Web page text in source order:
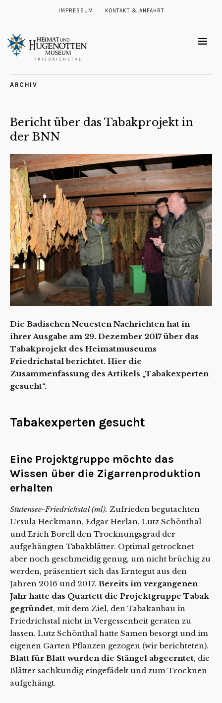
IMPRESSUM KONTAKT & ANFAHRT
ARCHIV
Bericht über das Tabakprojekt in
der BNN
Die Badischen Neuesten Nachrichten hat in
ihrer Ausgabe am 29. Dezember 2017 über das
Tabakprojekt des Heimatmuseums
Friedrichstal berichtet. Hier die
Zusammenfassung des Artikels „Tabakexperten
gesucht“.
Tabakexperten gesucht
Eine Projektgruppe möchte das
Wissen über die Zigarrenproduktion
erhalten
Stutensee-Friedrichstal (ml). Zufrieden begutachten
Ursula Heckmann, Edgar Herlan, Lutz Schönthal
und Erich Borell den Trocknungsgrad der
aufgehängten Tabakblätter. Optimal getrocknet
aber noch geschmeidig genug, um nicht brüchig zu
werden, präsentiert sich das Erntegut aus den
Jahren 2016 und 2017. Bereits im vergangenen
Jahr hatte das Quartett die Projektgruppe Tabak
gegründet, mit dem Ziel, den Tabakanbau in
Friedrichstal nicht in Vergessenheit geraten zu
lassen. Lutz Schönthal hatte Samen besorgt und im
eigenen Garten Pflanzen gezogen (wir berichteten).
Blatt für Blatt wurden die Stängel abgeerntet, die
Blätter sachkundig eingefädelt und zum Trocknen
aufgehängt.